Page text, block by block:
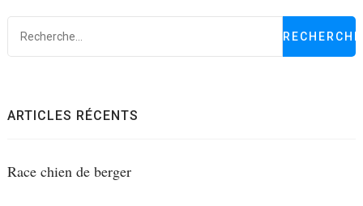
ARTICLES RÉCENTS
Race chien de berger